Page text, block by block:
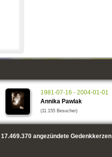
1981-07-16 - 2004-01-01
Annika Pawlak
(11.155 Besucher)
17.469.370angezündete Gedenkkerzen